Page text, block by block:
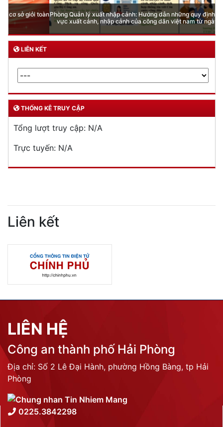
Phòng Quản lý xuất nhập cảnh: Hướng dẫn những quy định mới trong lĩnh
vực xuất cảnh, nhập cảnh của công dân việt nam từ ngày 01/7/2026
LIÊN KẾT
THỐNG KÊ TRUY CẬP
Tổng lượt truy cập: N/A
Trực tuyến: N/A
Liên kết
LIÊN HỆ
Công an thành phố Hải Phòng
Địa chỉ: Số 2 Lê Đại Hành, phường Hồng Bàng, tp Hải
Phòng
0225.3842298